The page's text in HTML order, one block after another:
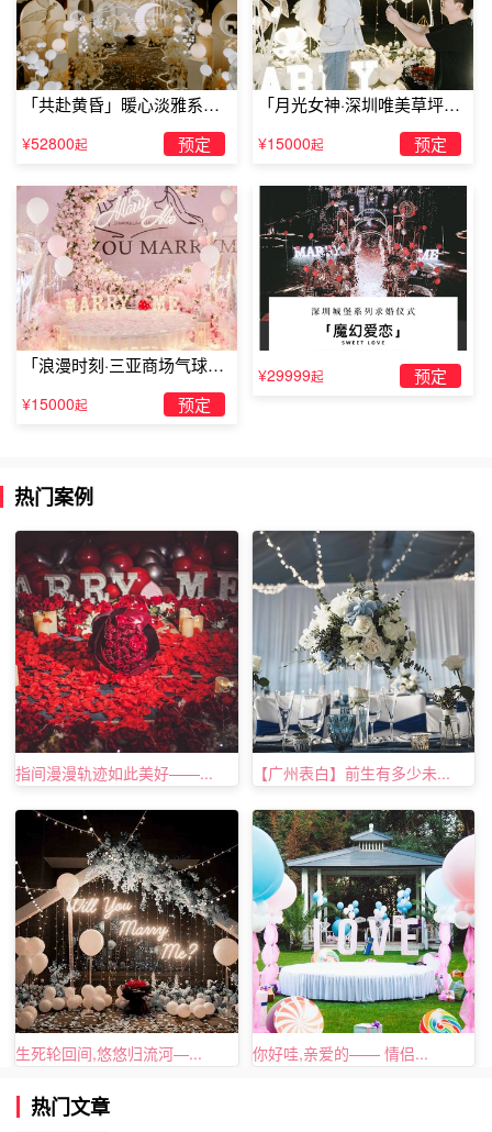
「共赴黄昏」暖心淡雅系求
¥52800起 预定
「月光女神·深圳唯美草坪浪
¥15000起 预定
「浪漫时刻·三亚商场气球雨
惊喜求婚」
¥15000起 预定
¥29999起 预定
热门案例
指间漫漫轨迹如此美好——... 【广州表白】前生有多少未...
生死轮回间,悠悠归流河—... 你好哇,亲爱的—— 情侣...
热门文章